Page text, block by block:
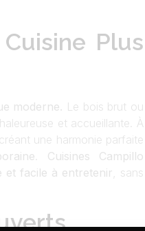
Plus
moderne. Le bois brut ou
et accueillante. À
une harmonie parfaite
Cuisines Campillo
et facile à entretenir , sans